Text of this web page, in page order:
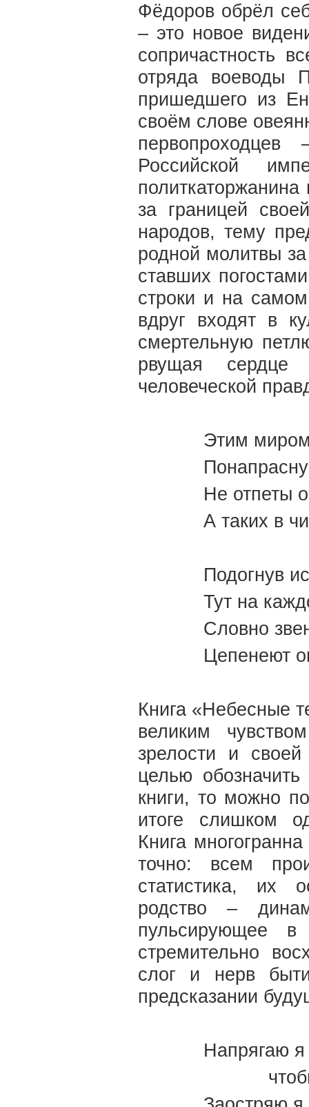
Фёдоров обрёл
– это новое
сопричастность
отряда воеводы
пришедшего из
своём слове
Российской
политкаторжанина
за границей
народов, тему
родной молитвы
ставших
строки и на
вдруг входят в
смертельную
рвущая
человеческой
Этим
Не отпеты
А таких в
Подогнув
Тут на
Словно
Цепенеют
Книга «Небесные
великим
зрелости и
целью
книги, то можно
итоге слишком
Книга
точно: всем
статистика, их
родство –
пульсирующее в
стремительно
слог и нерв
предсказании
Напрягаю я